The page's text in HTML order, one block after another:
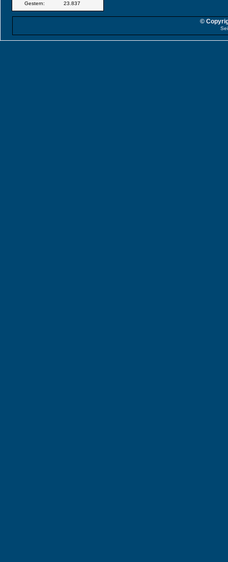
Gestern:
23.837
©